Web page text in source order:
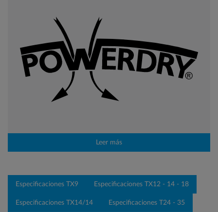
Leer más
Especificaciones TX9 Especificaciones TX12 - 14 - 18
Especificaciones TX14/14 Especificaciones T24 - 35